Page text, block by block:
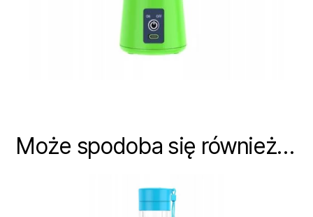
Może spodoba się również…